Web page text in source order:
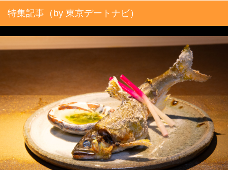
特集記事（by 東京デートナビ）